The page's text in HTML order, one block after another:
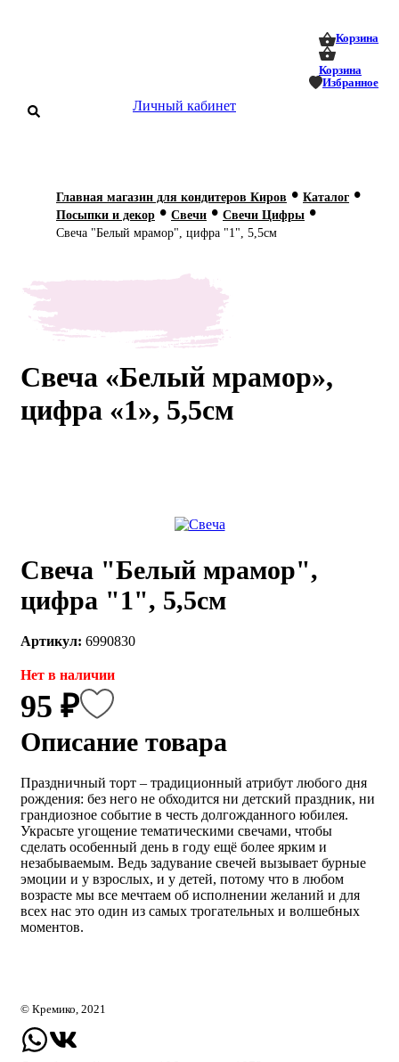
Корзина
Корзина
Избранное
Личный кабинет
О нас
Мастер-
106
256-54-
Главная магазин для кондитеров Киров • Каталог •
Посыпки и декор • Свечи • Свечи Цифры •
Свеча "Белый мрамор", цифра "1", 5,5см
Свеча «Белый мрамор»,
цифра «1», 5,5см
Свеча "Белый мрамор",
цифра "1", 5,5см
Артикул: 6990830
Нет в наличии
95 ₽
Описание товара
Праздничный торт – традиционный атрибут любого дня
рождения: без него не обходится ни детский праздник, ни
грандиозное событие в честь долгожданного юбилея.
Украсьте угощение тематическими свечами, чтобы
сделать особенный день в году ещё более ярким и
незабываемым. Ведь задувание свечей вызывает бурные
эмоции и у взрослых, и у детей, потому что в любом
возрасте мы все мечтаем об исполнении желаний и для
всех нас это один из самых трогательных и волшебных
моментов.
© Кремико, 2021